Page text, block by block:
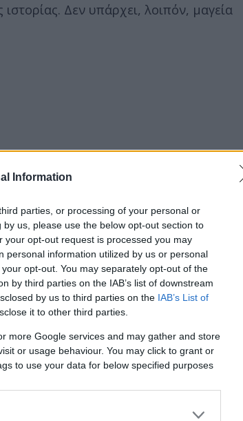
Information
parties, or processing of your personal or
us, please use the below opt-out section to
opt-out request is processed you may
personal information utilized by us or personal
opt-out. You may separately opt-out of the
by third parties on the IAB’s list of downstream
by us to third parties on the IAB’s List of
it to other third parties.
more Google services and may gather and store
or usage behaviour. You may click to grant or
to use your data for below specified purposes
Δεν υπάρχει, λοιπόν, μαγεία
τηςGoogle